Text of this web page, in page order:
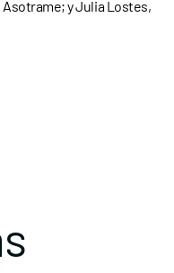
y Julia Lostes,